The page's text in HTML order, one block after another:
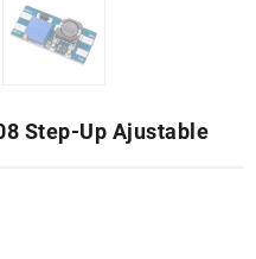
Step-Up Ajustable